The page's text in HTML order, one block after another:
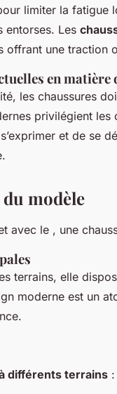
limiter la fatigue
entorses. Les
offrant une traction
en matière
les chaussures
privilégient
et de se
modèle
avec le , une
terrains, elle
moderne est un
différents terrains